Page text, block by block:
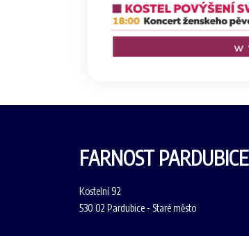
FARNOST PARDUBICE
Kostelní 92
530 02 Pardubice - Staré město